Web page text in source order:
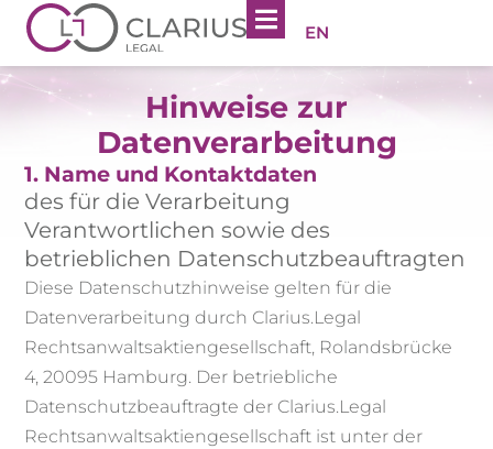
EN
Hinweise zur
Datenverarbeitung
1. Name und Kontaktdaten
des für die Verarbeitung
Verantwortlichen sowie des
betrieblichen Datenschutzbeauftragten
Diese Datenschutzhinweise gelten für die
Datenverarbeitung durch Clarius.Legal
Rechtsanwaltsaktiengesellschaft, Rolandsbrücke
4, 20095 Hamburg. Der betriebliche
Datenschutzbeauftragte der Clarius.Legal
Rechtsanwaltsaktiengesellschaft ist unter der